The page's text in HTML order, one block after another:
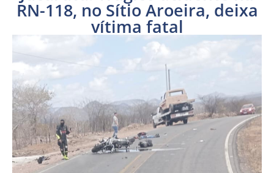
RN-118, no Sítio Aroeira, deixa
vítima fatal